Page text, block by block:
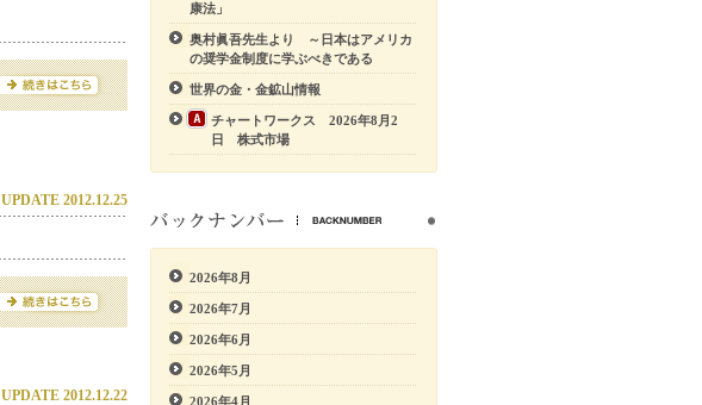
UPDATE 2012.12.25
UPDATE 2012.12.22
康法」
奥村眞吾先生より ～日本はアメリカ
の奨学金制度に学ぶべきである
世界の金・金鉱山情報
チャートワークス 2026年8月2
日 株式市場
2026年8月
2026年7月
2026年6月
2026年5月
2026年4月